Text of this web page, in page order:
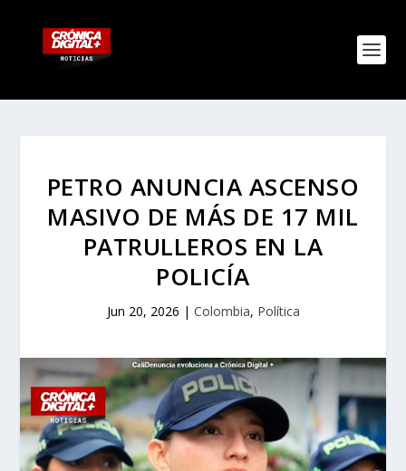
PETRO ANUNCIA ASCENSO
MASIVO DE MÁS DE 17 MIL
PATRULLEROS EN LA
POLICÍA
Jun 20, 2026 | Colombia, Política